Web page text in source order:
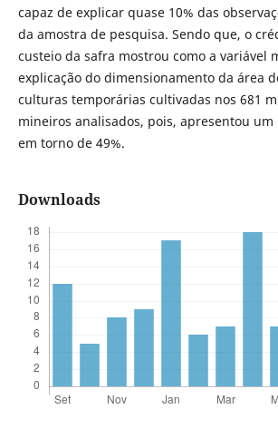
capaz de explicar quase 10% das
da amostra de pesquisa. Sendo que, o
custeio da safra mostrou como a variável
explicação do dimensionamento da área
culturas temporárias cultivadas nos 681
mineiros analisados, pois, apresentou
em torno de 49%.
Downloads